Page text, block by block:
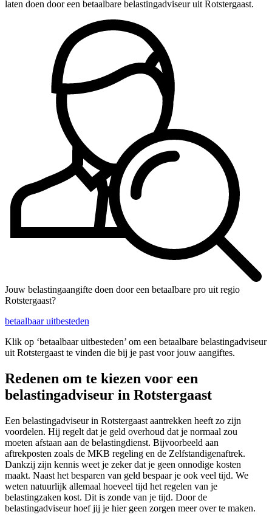
laten doen door een betaalbare belastingadviseur uit Rotstergaast.
Jouw belastingaangifte doen door een betaalbare pro uit regio
Rotstergaast?
betaalbaar uitbesteden
Klik op ‘betaalbaar uitbesteden’ om een betaalbare belastingadviseur
uit Rotstergaast te vinden die bij je past voor jouw aangiftes.
Redenen om te kiezen voor een
belastingadviseur in Rotstergaast
Een belastingadviseur in Rotstergaast aantrekken heeft zo zijn
voordelen. Hij regelt dat je geld overhoud dat je normaal zou
moeten afstaan aan de belastingdienst. Bijvoorbeeld aan
aftrekposten zoals de MKB regeling en de Zelfstandigenaftrek.
Dankzij zijn kennis weet je zeker dat je geen onnodige kosten
maakt. Naast het besparen van geld bespaar je ook veel tijd. We
weten natuurlijk allemaal hoeveel tijd het regelen van je
belastingzaken kost. Dit is zonde van je tijd. Door de
belastingadviseur hoef jij je hier geen zorgen meer over te maken.